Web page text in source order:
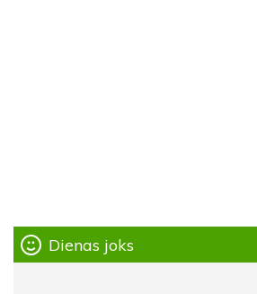
Dienas joks